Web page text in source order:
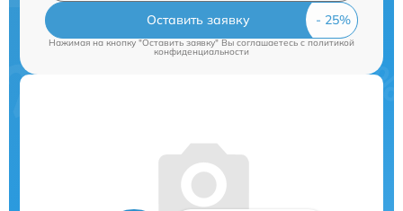
Оставить заявку
Нажимая на кнопку "Оставить заявку" Вы соглашаетесь cполитикой
конфиденциальности